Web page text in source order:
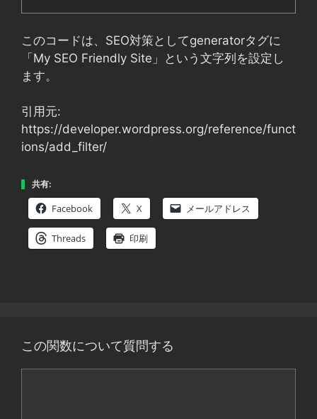
このコードは、SEO対策としてgeneratorタグに
「My SEO Friendly Site」という文字列を設定し
ます。
引用元:
https://developer.wordpress.org/reference/funct
ions/add_filter/
共有:
Facebook X メールアドレス
Threads 印刷
この関数について質問する